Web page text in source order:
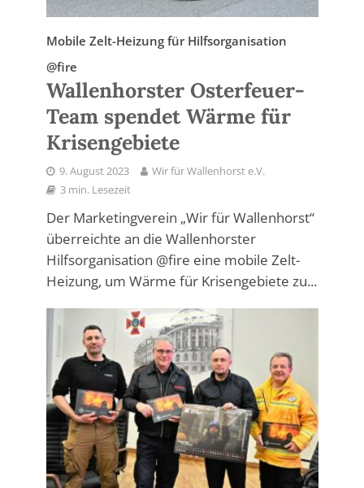
Mobile Zelt-Heizung für Hilfsorganisation
@fire
Wallenhorster Osterfeuer-
Team spendet Wärme für
Krisengebiete
9. August 2023
Wir für Wallenhorst e.V.
3 min. Lesezeit
Der Marketingverein „Wir für Wallenhorst“
überreichte an die Wallenhorster
Hilfsorganisation @fire eine mobile Zelt-
Heizung, um Wärme für Krisengebiete zu...